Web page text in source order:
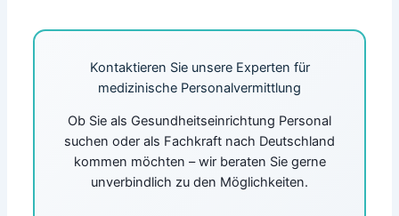
Kontaktieren Sie unsere Experten für
medizinische Personalvermittlung
Ob Sie als Gesundheitseinrichtung Personal
suchen oder als Fachkraft nach Deutschland
kommen möchten – wir beraten Sie gerne
unverbindlich zu den Möglichkeiten.